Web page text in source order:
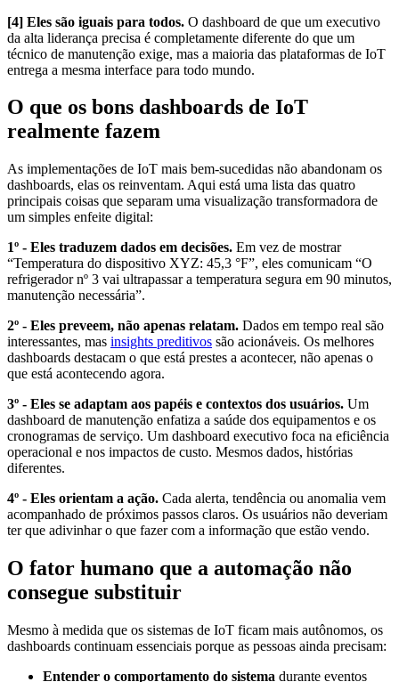
[4] Eles são iguais para todos. O dashboard de que um executivo
da alta liderança precisa é completamente diferente do que um
técnico de manutenção exige, mas a maioria das plataformas de IoT
entrega a mesma interface para todo mundo.
O que os bons dashboards de IoT
realmente fazem
As implementações de IoT mais bem-sucedidas não abandonam os
dashboards, elas os reinventam. Aqui está uma lista das quatro
principais coisas que separam uma visualização transformadora de
um simples enfeite digital:
1º - Eles traduzem dados em decisões. Em vez de mostrar
“Temperatura do dispositivo XYZ: 45,3 °F”, eles comunicam “O
refrigerador nº 3 vai ultrapassar a temperatura segura em 90 minutos,
manutenção necessária”.
2º - Eles preveem, não apenas relatam. Dados em tempo real são
interessantes, mas insights preditivos são acionáveis. Os melhores
dashboards destacam o que está prestes a acontecer, não apenas o
que está acontecendo agora.
3º - Eles se adaptam aos papéis e contextos dos usuários. Um
dashboard de manutenção enfatiza a saúde dos equipamentos e os
cronogramas de serviço. Um dashboard executivo foca na eficiência
operacional e nos impactos de custo. Mesmos dados, histórias
diferentes.
4º - Eles orientam a ação. Cada alerta, tendência ou anomalia vem
acompanhado de próximos passos claros. Os usuários não deveriam
ter que adivinhar o que fazer com a informação que estão vendo.
O fator humano que a automação não
consegue substituir
Mesmo à medida que os sistemas de IoT ficam mais autônomos, os
dashboards continuam essenciais porque as pessoas ainda precisam:
Entender o comportamento do sistema durante eventos